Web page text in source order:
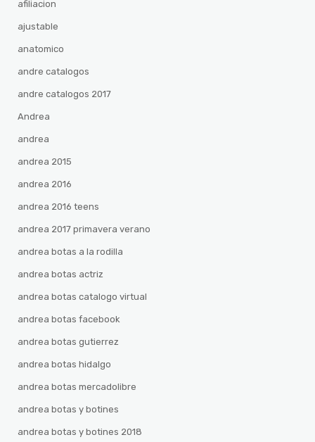
afiliacion
ajustable
anatomico
andre catalogos
andre catalogos 2017
Andrea
andrea
andrea 2015
andrea 2016
andrea 2016 teens
andrea 2017 primavera verano
andrea botas a la rodilla
andrea botas actriz
andrea botas catalogo virtual
andrea botas facebook
andrea botas gutierrez
andrea botas hidalgo
andrea botas mercadolibre
andrea botas y botines
andrea botas y botines 2018